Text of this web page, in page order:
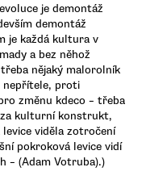
je demontáž
demontáž
je každá kultura v
a bez něhož
nějaký malorolník
nepřítele, proti
změnu kdeco – třeba
kulturní konstrukt,
viděla zotročení
pokroková levice vidí
– (Adam Votruba).)